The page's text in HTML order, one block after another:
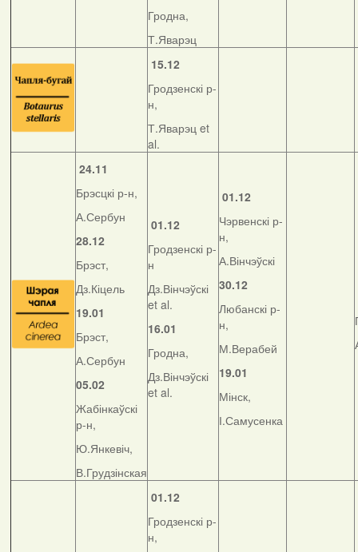
Гродна,
Т.Яварэц
15.12
Гродзенскі р-
н,
Т.Яварэц et
al.
24.11
Брэсцкі р-н,
А.Сербун
28.12
Брэст,
Дз.Кіцель
19.01
Брэст,
А.Сербун
05.02
Жабінкаўскі
р-н,
Ю.Янкевіч,
В.Грудзінская
01.12
Гродзенскі р-
н
Дз.Вінчэўскі
et al.
16.01
Гродна,
Дз.Вінчэўскі
et al.
01.12
Чэрвенскі р-
н,
А.Вінчэўскі
30.12
Любанскі р-
н,
М.Верабей
19.01
Мінск,
І.Самусенка
01.12
Гродзенскі р-
н,